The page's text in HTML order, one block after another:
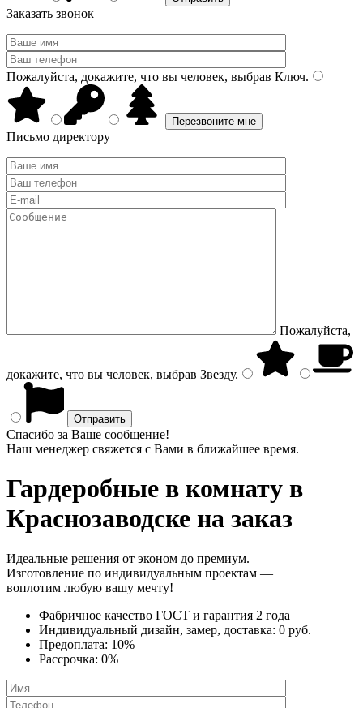
Заказать звонок
Пожалуйста, докажите, что вы человек, выбрав Ключ.
Письмо директору
Пожалуйста,
докажите, что вы человек, выбрав Звезду.
Спасибо за Ваше сообщение!
Наш менеджер свяжется с Вами в ближайшее время.
Гардеробные в комнату в
Краснозаводске на заказ
Идеальные решения от эконом до премиум.
Изготовление по индивидуальным проектам —
воплотим любую вашу мечту!
Фабричное качество ГОСТ и гарантия 2 года
Индивидуальный дизайн, замер, доставка: 0 руб.
Предоплата: 10%
Рассрочка: 0%